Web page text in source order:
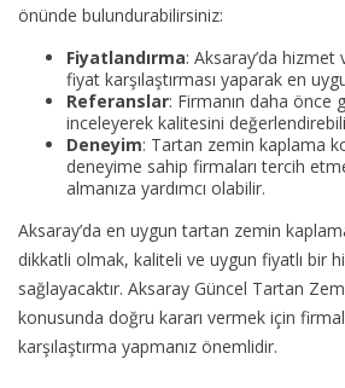
önünde bulundurabilirsiniz:
Fiyatlandırma: Aksaray’da
fiyat karşılaştırması yaparak en
Referanslar: Firmanın daha önce
inceleyerek kalitesini
Deneyim: Tartan zemin kaplama
deneyime sahip firmaları tercih
almanıza yardımcı olabilir.
Aksaray’da en uygun tartan zemin
dikkatli olmak, kaliteli ve uygun fiyatlı bir
sağlayacaktır. Aksaray Güncel Tartan
konusunda doğru kararı vermek için
karşılaştırma yapmanız önemlidir.